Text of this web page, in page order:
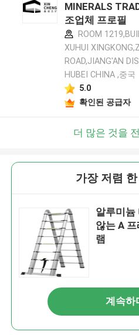
MINERALS
조업체 프로필
ROOM
XUHUI
ROAD,JIANG'AN
HUBEI CHINA ,중국
5.0
확인된 공급자
더 많은 것을
가장 저렴
알루미늄
않는 A
램
계속하